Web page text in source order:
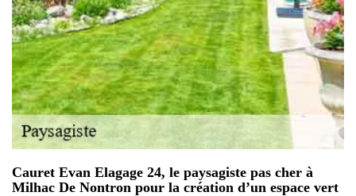
Cauret Evan Elagage 24, le paysagiste pas cher à
Milhac De Nontron pour la création d’un espace vert